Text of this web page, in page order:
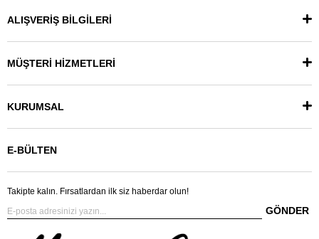
ALIŞVERİŞ BİLGİLERİ
MÜŞTERİ HİZMETLERİ
KURUMSAL
E-BÜLTEN
Takipte kalın. Fırsatlardan ilk siz haberdar olun!
GÖNDER